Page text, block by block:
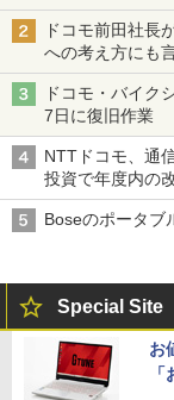
ドコモ前田社長
への考え方にも
ドコモ・バイク
7日に復旧作業
NTTドコモ、通
投資で年度内の
Boseのポータブ
Special Site
お